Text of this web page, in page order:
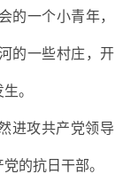
的一个小青年，
的一些村庄，开
。
进攻共产党领导
的抗日干部。